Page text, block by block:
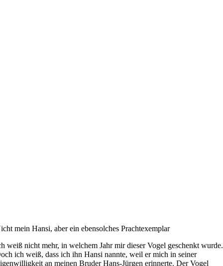
mein Hansi, aber ein ebensolches Prachtexemplar
weiß nicht mehr, in welchem Jahr mir dieser Vogel geschenkt wurde.
ich weiß, dass ich ihn Hansi nannte, weil er mich in seiner
an meinen Bruder Hans-Jürgen erinnerte. Der Vogel